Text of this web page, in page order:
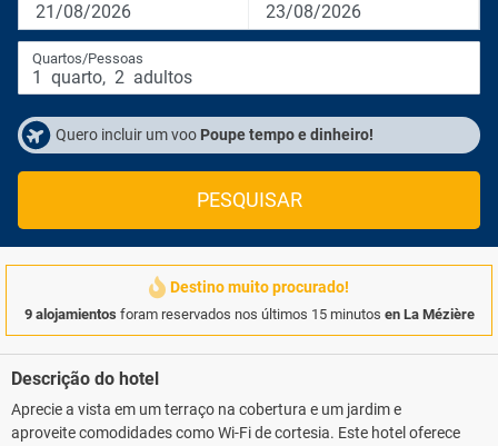
21/08/2026 23/08/2026
Quartos/Pessoas
1 quarto, 2 adultos
Quero incluir um voo Poupe tempo e dinheiro!
PESQUISAR
Destino muito procurado!
9 alojamientos foram reservados nos últimos 15 minutos en La Mézière
Descrição do hotel
Aprecie a vista em um terraço na cobertura e um jardim e
aproveite comodidades como Wi-Fi de cortesia. Este hotel oferece